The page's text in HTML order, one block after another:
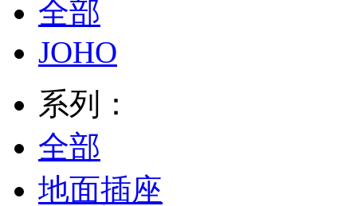
全部
JOHO
系列：
全部
地面插座